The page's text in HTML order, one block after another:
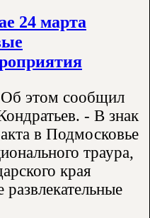
24 марта
этом сообщил
- В знак
в Подмосковье
траура,
края